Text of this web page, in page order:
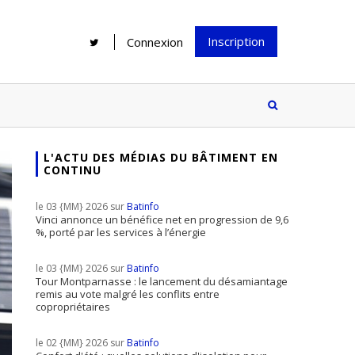
Connexion Inscription
idée mais...
Le print sous toutes ses formes a-t-
il encore sa place dans un monde
Rénover une salle de bains : gagner
supports
inscrire
à notre
?
L'ACTU DES MÉDIAS DU BÂTIMENT EN
CONTINU
le 03 {MM} 2026 surBatinfo
Vinci annonce un bénéfice net en progression de 9,6
%, porté par les services à l’énergie
le 03 {MM} 2026 surBatinfo
Tour Montparnasse : le lancement du désamiantage
remis au vote malgré les conflits entre
copropriétaires
le 02 {MM} 2026 surBatinfo